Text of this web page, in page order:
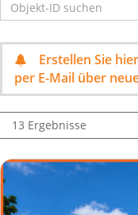
Erstellen Sie
per E-Mail über
13 Ergebnisse